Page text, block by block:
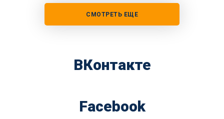
СМОТРЕТЬ ЕЩЕ
ВКонтакте
Facebook